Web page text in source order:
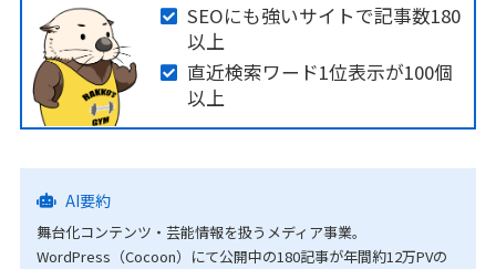
SEOにも強いサイトで記事数180
以上
直近検索ワード1位表示が100個
以上
AI要約
舞台化コンテンツ・芸能情報を扱うメディア事業。
WordPress（Cocoon）にて公開中の180記事が年間約12万PVの